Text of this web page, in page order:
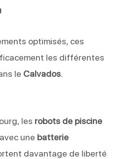
optimisés, ces
les différentes
le Calvados.
les robots de piscine
une batterie
davantage de liberté